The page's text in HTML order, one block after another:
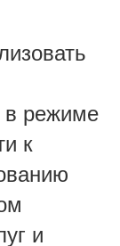
в режиме
к
и